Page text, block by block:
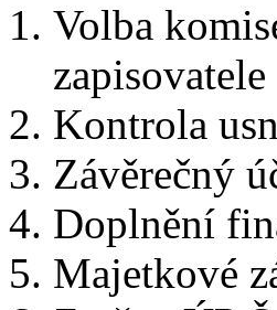
Volba
zapisovatele
Kontrola
Závěrečný
Doplnění
Majetkové